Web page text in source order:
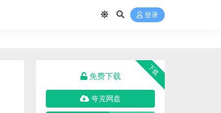
登录
下载
免费下载
夸克网盘